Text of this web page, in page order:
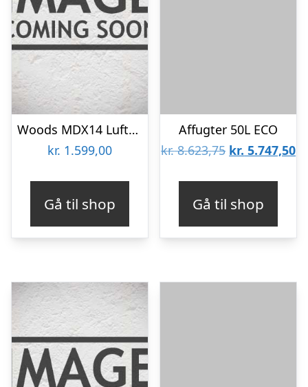
Woods MDX14 Luftfugter / Affugter
kr. 1.599,00
Gå til shop
Affugter 50L ECO
kr.8.623,75 Den
kr. 8.623,75.
kr. 5.747,50
Gå til shop